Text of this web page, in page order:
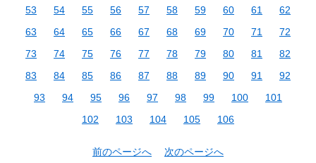
53
54 55 56 57 58 59 60 61
62
63
64 65 66 67 68 69 70 71
72
73
74 75 76 77 78 79 80 81
82
83
84 85 86 87 88 89 90 91
92
93
94 95 96 97 98 99 100
101
102
103 104 105 106
前のページへ 次のページへ